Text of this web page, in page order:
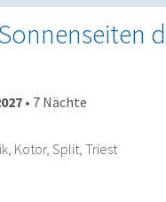
• 7 Nächte
Kotor, Split, Triest